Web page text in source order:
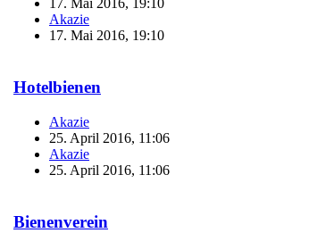
17. Mai 2016, 19:10
Akazie
17. Mai 2016, 19:10
Hotelbienen
Akazie
25. April 2016, 11:06
Akazie
25. April 2016, 11:06
Bienenverein